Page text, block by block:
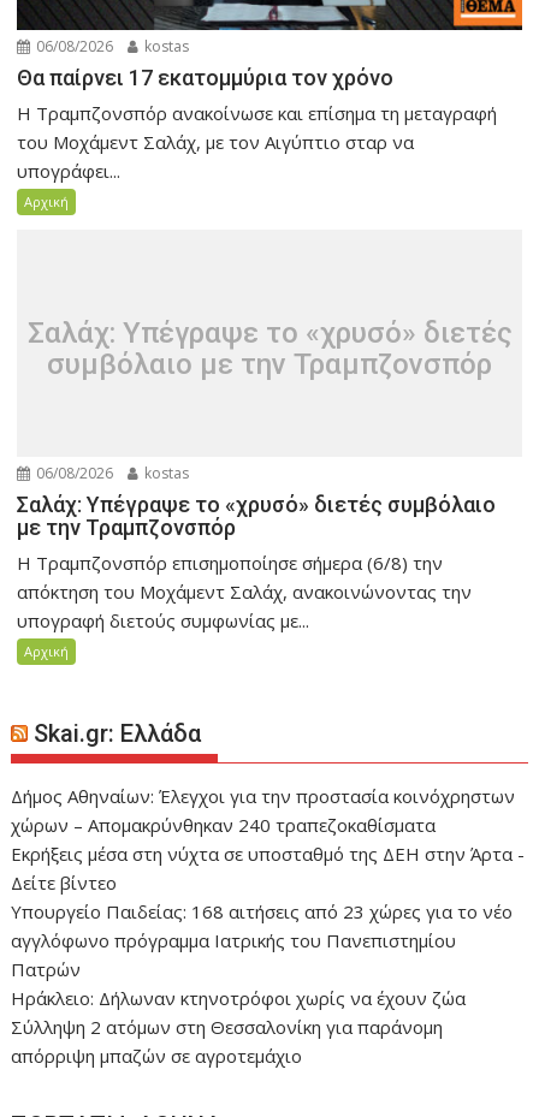
06/08/2026 kostas
Θα παίρνει 17 εκατομμύρια τον χρόνο
Η Τραμπζονσπόρ ανακοίνωσε και επίσημα τη μεταγραφή
του Μοχάμεντ Σαλάχ, με τον Αιγύπτιο σταρ να
υπογράφει...
Αρχική
Σαλάχ: Υπέγραψε το «χρυσό» διετές
συμβόλαιο με την Τραμπζονσπόρ
06/08/2026 kostas
Σαλάχ: Υπέγραψε το «χρυσό» διετές συμβόλαιο
με την Τραμπζονσπόρ
Η Τραμπζονσπόρ επισημοποίησε σήμερα (6/8) την
απόκτηση του Μοχάμεντ Σαλάχ, ανακοινώνοντας την
υπογραφή διετούς συμφωνίας με...
Αρχική
Skai.gr: Ελλάδα
Δήμος Αθηναίων: Έλεγχοι για την προστασία κοινόχρηστων
χώρων – Απομακρύνθηκαν 240 τραπεζοκαθίσματα
Eκρήξεις μέσα στη νύχτα σε υποσταθμό της ΔΕΗ στην Άρτα -
Δείτε βίντεο
Υπουργείο Παιδείας: 168 αιτήσεις από 23 χώρες για το νέο
αγγλόφωνο πρόγραμμα Ιατρικής του Πανεπιστημίου
Πατρών
Ηράκλειο: Δήλωναν κτηνοτρόφοι χωρίς να έχουν ζώα
Σύλληψη 2 ατόμων στη Θεσσαλονίκη για παράνομη
απόρριψη μπαζών σε αγροτεμάχιο